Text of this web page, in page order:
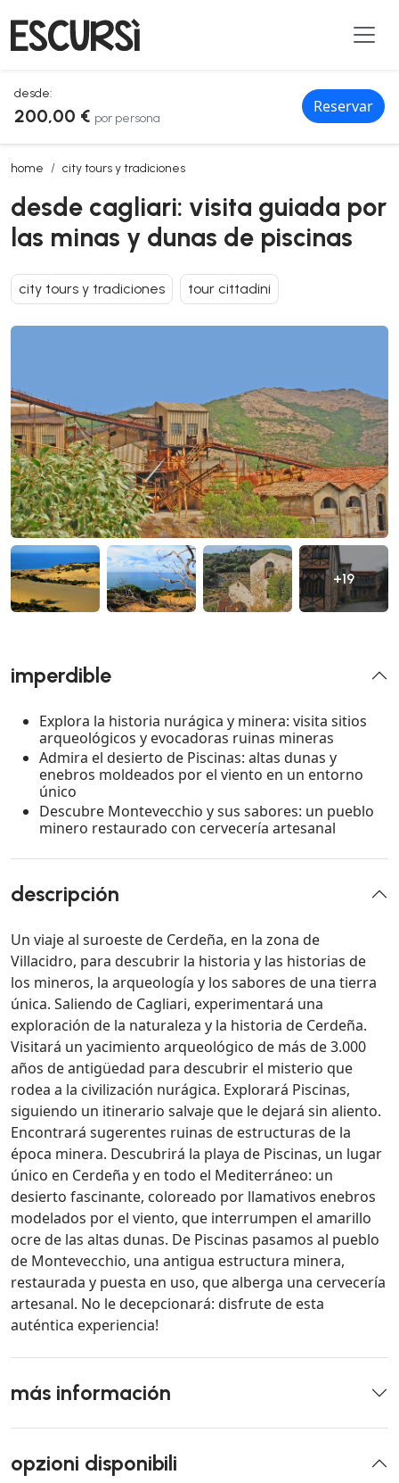
desde:
200,00 € por persona
Reservar
home city tours y tradiciones
desde cagliari: visita guiada por las minas y dunas de piscinas
desde cagliari: visita guiada por
las minas y dunas de piscinas
city tours y tradiciones tour cittadini
+19
imperdible
Explora la historia nurágica y minera: visita sitios
arqueológicos y evocadoras ruinas mineras
Admira el desierto de Piscinas: altas dunas y
enebros moldeados por el viento en un entorno
único
Descubre Montevecchio y sus sabores: un pueblo
minero restaurado con cervecería artesanal
descripción
Un viaje al suroeste de Cerdeña, en la zona de
Villacidro, para descubrir la historia y las historias de
los mineros, la arqueología y los sabores de una tierra
única. Saliendo de Cagliari, experimentará una
exploración de la naturaleza y la historia de Cerdeña.
Visitará un yacimiento arqueológico de más de 3.000
años de antigüedad para descubrir el misterio que
rodea a la civilización nurágica. Explorará Piscinas,
siguiendo un itinerario salvaje que le dejará sin aliento.
Encontrará sugerentes ruinas de estructuras de la
época minera. Descubrirá la playa de Piscinas, un lugar
único en Cerdeña y en todo el Mediterráneo: un
desierto fascinante, coloreado por llamativos enebros
modelados por el viento, que interrumpen el amarillo
ocre de las altas dunas. De Piscinas pasamos al pueblo
de Montevecchio, una antigua estructura minera,
restaurada y puesta en uso, que alberga una cervecería
artesanal. No le decepcionará: disfrute de esta
auténtica experiencia!
más información
opzioni disponibili